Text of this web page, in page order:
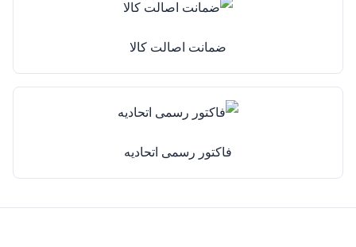
ضمانت اصالت کالا
فاکتور رسمی اتحادیه